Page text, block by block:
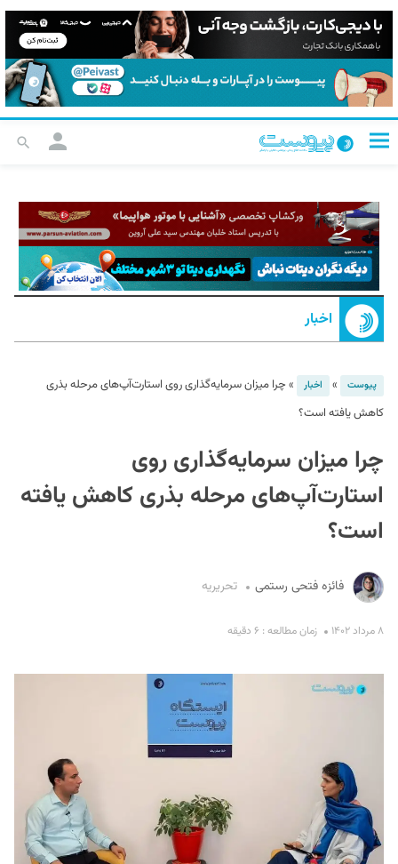
اخبار
پیوست » اخبار » چرا میزان سرمایه‌گذاری روی استارت‌آپ‌های مرحله بذری
کاهش یافته است؟
چرا میزان سرمایه‌گذاری روی
استارت‌آپ‌های مرحله بذری کاهش یافته
است؟
فائزه فتحی رستمی تحریریه
۸ مرداد ۱۴۰۲ زمان مطالعه : ۶ دقیقه